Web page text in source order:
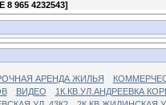
965 4232543]
АРЕНДА ЖИЛЬЯ
ВИДЕО
1К.КВ.УЛ.АНДРЕЕВКА